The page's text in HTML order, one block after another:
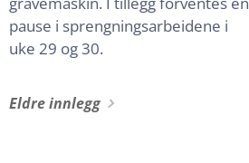
pause i sprengningsarbeidene i
uke 29 og 30.
Eldre innlegg